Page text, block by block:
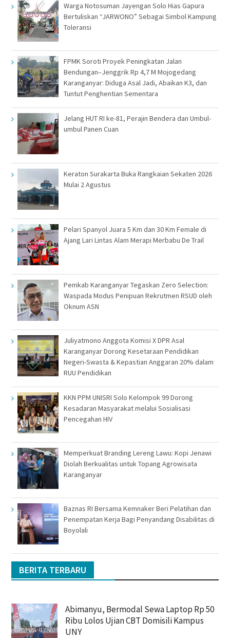
Warga Notosuman Jayengan Solo Hias Gapura
Bertuliskan “JARWONO” Sebagai Simbol Kampung
Toleransi
FPMK Soroti Proyek Peningkatan Jalan
Bendungan–Jenggrik Rp 4,7 M Mojogedang
Karanganyar: Diduga Asal Jadi, Abaikan K3, dan
Tuntut Penghentian Sementara
Jelang HUT RI ke-81, Perajin Bendera dan Umbul-
umbul Panen Cuan
Keraton Surakarta Buka Rangkaian Sekaten 2026
Mulai 2 Agustus
Pelari Spanyol Juara 5 Km dan 30 Km Female di
Ajang Lari Lintas Alam Merapi Merbabu De Trail
Pemkab Karanganyar Tegaskan Zero Selection:
Waspada Modus Penipuan Rekrutmen RSUD oleh
Oknum ASN
Juliyatmono Anggota Komisi X DPR Asal
Karanganyar Dorong Kesetaraan Pendidikan
Negeri-Swasta & Kepastian Anggaran 20% dalam
RUU Pendidikan
KKN PPM UNISRI Solo Kelompok 99 Dorong
Kesadaran Masyarakat melalui Sosialisasi
Pencegahan HIV
Memperkuat Branding Lereng Lawu: Kopi Jenawi
Diolah Berkualitas untuk Topang Agrowisata
Karanganyar
Baznas RI Bersama Kemnaker Beri Pelatihan dan
Penempatan Kerja Bagi Penyandang Disabilitas di
Boyolali
BERITA TERBARU
Abimanyu, Bermodal Sewa Laptop Rp 50
Ribu Lolos Ujian CBT Domisili Kampus
UNY